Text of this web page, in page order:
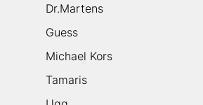
Dr.Martens
Guess
Michael Kors
Tamaris